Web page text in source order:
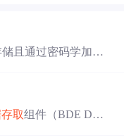
且通过密码学加密
可更改的链条。区
全，且可追溯。T-
存取组件（BDE DA